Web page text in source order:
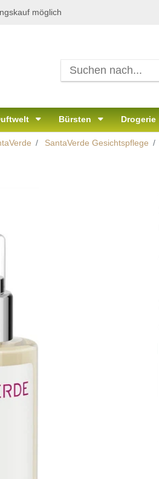
möglich
Bürsten Drogerie
SantaVerde Gesichtspflege